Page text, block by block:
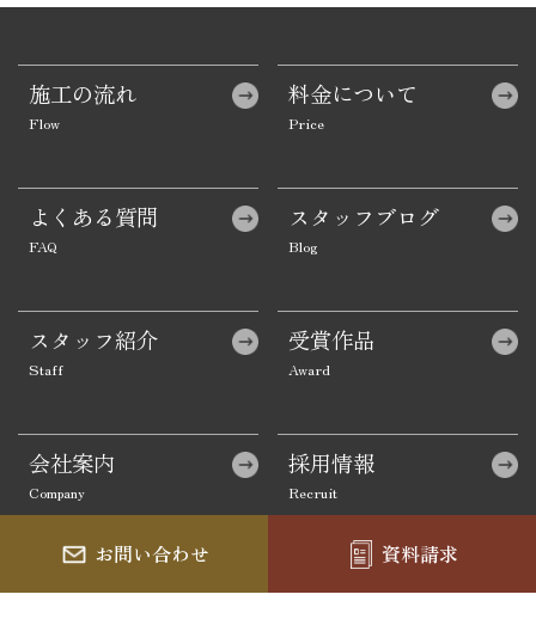
お問い合わせ 資料請求
施工の流れ 料金について
よくある質問 スタッフブログ
スタッフ紹介 受賞作品
会社案内 採用情報